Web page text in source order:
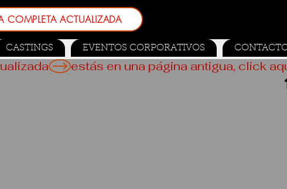
COMPLETA ACTUALIZADA
CASTINGS EVENTOS CORPORATIVOS